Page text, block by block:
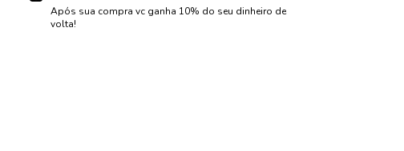
Após sua compra vc ganha 10% do seu dinheiro de
volta!